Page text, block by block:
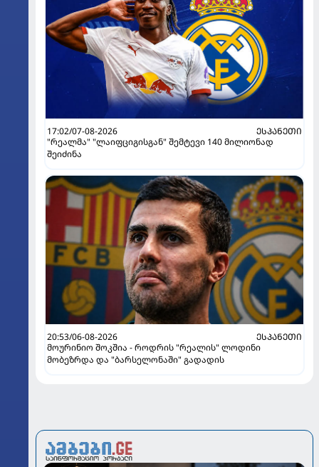
17:02/07-08-2026
ᲔᲡᲞᲐᲜᲔᲗᲘ
"რეალმა" "ლაიფციგისგან" შემტევი 140 მილიონად
შეიძინა
20:53/06-08-2026
ᲔᲡᲞᲐᲜᲔᲗᲘ
მოურინიო შოკშია - როდრის "რეალის" ლოდინი
მობეზრდა და "ბარსელონაში" გადადის